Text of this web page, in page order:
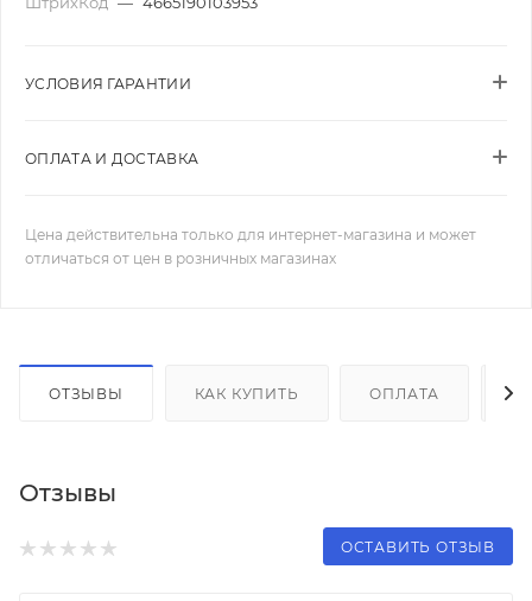
УСЛОВИЯ ГАРАНТИИ
ОПЛАТА И ДОСТАВКА
Цена действительна только для интернет-магазина и может
отличаться от цен в розничных магазинах
ОТЗЫВЫ КАК КУПИТЬ ОПЛАТА
Отзывы
ОСТАВИТЬ ОТЗЫВ